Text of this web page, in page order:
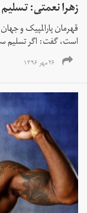
زهرا نعمتی:
قهرمان پارالمپیک و جهان
است، گفت: اگر تسلیم
۲۶ مهر ۱۳۹۶